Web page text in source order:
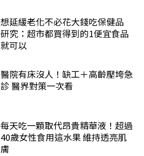
想延緩老化不必花大錢吃保健品
研究：超市都買得到的1便宜食品
就可以
醫院有床沒人！缺工＋高齡壓垮急
診 醫界對策一次看
每天吃一顆取代昂貴精華液！超過
40歲女性食用這水果 維持透亮肌
膚